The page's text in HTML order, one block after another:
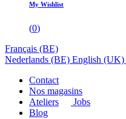
My Wishlist
(0)
Français (BE)
Nederlands (BE) English (UK)
Contact
Nos magasins
Ateliers
Jobs
Blog